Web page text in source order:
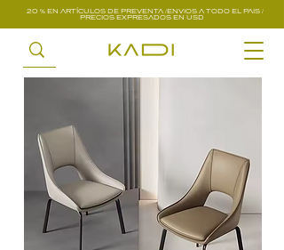
20 % EN ARTÍCULOS DE PREVENTA /ENVIOS A TODO EL PAIS /
PRECIOS EXPRESADOS EN USD